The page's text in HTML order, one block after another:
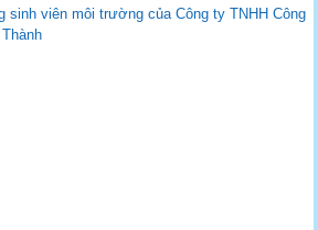
sinh viên môi trường của Công ty TNHH Công